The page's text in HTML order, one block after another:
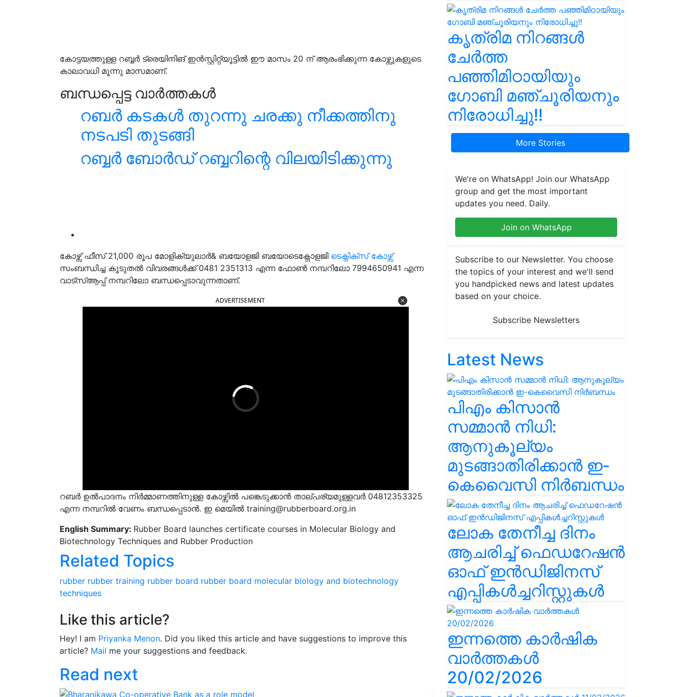
കോട്ടയത്തുള്ള റബ്ബർ ട്രെയിനിങ് ഇൻസ്റ്റിറ്റ്യൂട്ടിൽ ഈ മാസം 20 ന് ആരംഭിക്കുന്ന കോഴ്സുകളുടെ
കാലാവധി മൂന്നു മാസമാണ്.
ബന്ധപ്പെട്ട വാർത്തകൾ
റബർ കടകൾ തുറന്നു ചരക്കു നീക്കത്തിനു
നടപടി തുടങ്ങി
റബ്ബർ ബോർഡ് റബ്ബറിന്റെ വിലയിടിക്കുന്നു
കോഴ്സ് ഫീസ് 21,000 രൂപ മോളിക്യുലാർ& ബയോളജി ബയോടെക്നോളജി ടെക്നിക്സ് കോഴ്സ്
സംബന്ധിച്ച കൂടുതൽ വിവരങ്ങൾക്ക് 0481 2351313 എന്ന ഫോൺ നമ്പറിലോ 7994650941 എന്ന
വാട്സ്ആപ്പ് നമ്പറിലോ ബന്ധപ്പെടാവുന്നതാണ്.
ADVERTISEMENT
റബർ ഉൽപാദനം നിർമ്മാണത്തിനുള്ള കോഴ്സിൽ പങ്കെടുക്കാൻ താല്പര്യമുള്ളവർ 04812353325
എന്ന നമ്പറിൽ വേണം ബന്ധപ്പെടാൻ. ഇ മെയിൽ training@rubberboard.org.in
English Summary: Rubber Board launches certificate courses in Molecular Biology and
Biotechnology Techniques and Rubber Production
Related Topics
rubber rubber training rubber board rubber board molecular biology and biotechnology
techniques
Like this article?
Hey! I am Priyanka Menon. Did you liked this article and have suggestions to improve this
article? Mail me your suggestions and feedback.
Read next
കൃത്രിമ നിറങ്ങൾ
ചേർത്ത
പഞ്ഞിമിഠായിയും
ഗോബി മഞ്ചൂരിയനും
നിരോധിച്ചു!!
More Stories
We're on WhatsApp! Join our WhatsApp
group and get the most important
updates you need. Daily.
Join on WhatsApp
Subscribe to our Newsletter. You choose
the topics of your interest and we'll send
you handpicked news and latest updates
based on your choice.
Subscribe Newsletters
Latest News
പിഎം കിസാൻ
സമ്മാൻ നിധി:
ആനുകൂല്യം
മുടങ്ങാതിരിക്കാൻ ഇ-
കെവൈസി നിർബന്ധം
ലോക തേനീച്ച ദിനം
ആചരിച്ച് ഫെഡറേഷൻ
ഓഫ് ഇൻഡിജിനസ്
എപ്പികൾച്ചറിസ്റ്റുകൾ
ഇന്നത്തെ കാർഷിക
വാർത്തകൾ
20/02/2026